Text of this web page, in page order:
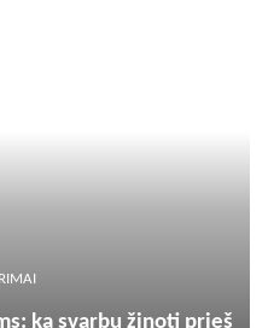
ką svarbu žinoti prieš